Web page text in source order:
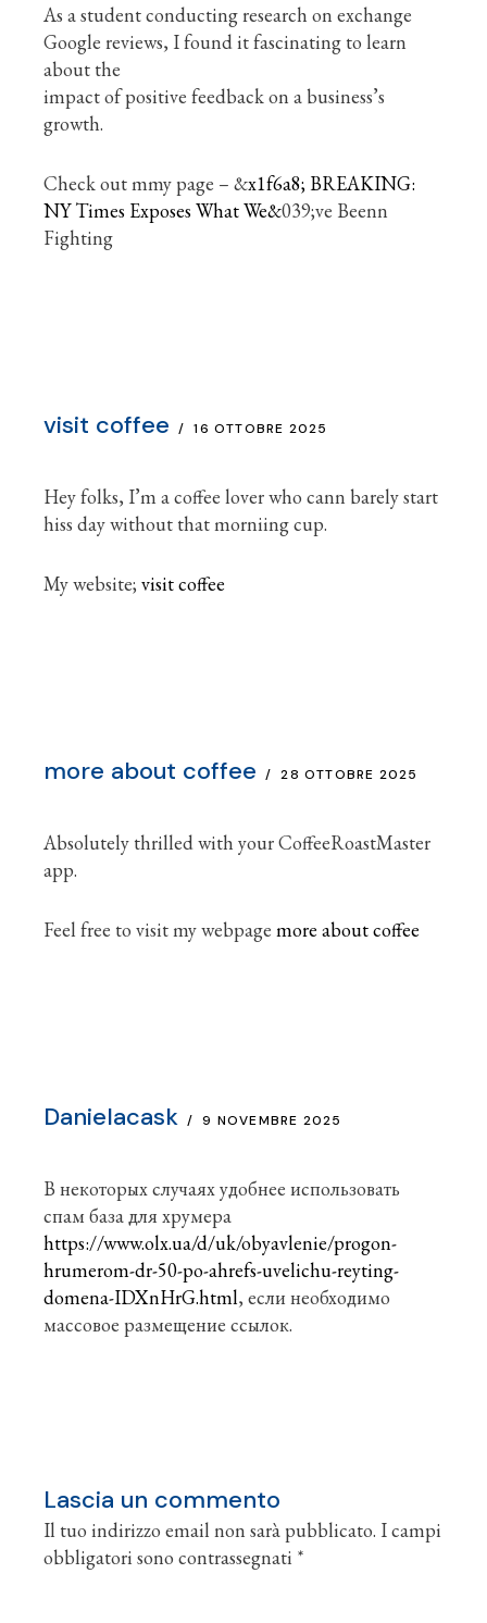
As a student conducting research on exchange
Google reviews, I found it fascinating to learn
about the
impact of positive feedback on a business’s
growth.
Check out mmy page – &x1f6a8; BREAKING:
NY Times Exposes What We&039;ve Beenn
Fighting
visit coffee 16 OTTOBRE 2025
Hey folks, I’m a coffee lover who cann barely start
hiss day without that morniing cup.
My website;visit coffee
more about coffee 28 OTTOBRE 2025
Absolutely thrilled with your CoffeeRoastMaster
app.
Feel free to visit my webpagemore about coffee
Danielacask 9 NOVEMBRE 2025
В некоторых случаях удобнее использовать
спам база для хрумера
https://www.olx.ua/d/uk/obyavlenie/progon-
hrumerom-dr-50-po-ahrefs-uvelichu-reyting-
domena-IDXnHrG.html, если необходимо
массовое размещение ссылок.
Lascia un commento
Il tuo indirizzo email non sarà pubblicato. I campi
obbligatori sono contrassegnati *